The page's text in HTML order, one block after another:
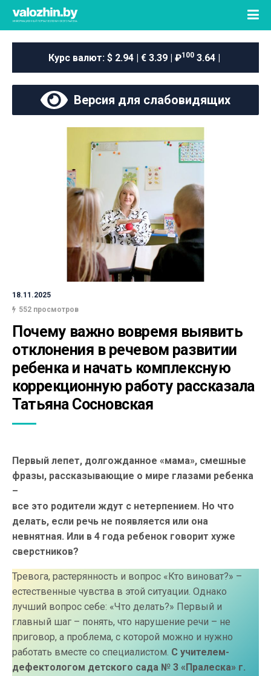
Курс валют: $ 2.94 | € 3.39 | ₽100 3.64 |
Версия для слабовидящих
18.11.2025
552 просмотров
Почему важно вовремя выявить
отклонения в речевом развитии
ребенка и начать комплексную
коррекционную работу рассказала
Татьяна Сосновская
Первый лепет, долгожданное «мама», смешные
фразы, рассказывающие о мире глазами ребенка
–
все это родители ждут с нетерпением. Но что
делать, если речь не появляется или она
невнятная. Или в 4 года ребенок говорит хуже
сверстников?
Тревога, растерянность и вопрос «Кто виноват?» –
естественные чувства в этой ситуации. Однако
лучший вопрос себе: «Что делать?» Первый и
главный шаг – понять, что нарушение речи – не
приговор, а проблема, с которой можно и нужно
работать вместе со специалистом. С учителем-
дефектологом детского сада № 3 «Пралеска» г.